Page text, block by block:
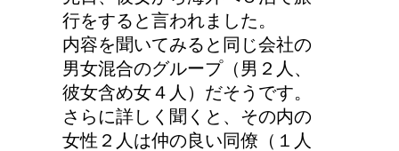
効果～組み合わせてピカ
イチ
人が死ぬ前に感じる予感
や予兆の3パターン
行をすると言われました。
内容を聞いてみると同じ会社の
男女混合のグループ（男２人、
彼女含め女４人）だそうです。
さらに詳しく聞くと、その内の
女性２人は仲の良い同僚（１人